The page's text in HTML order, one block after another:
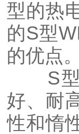
型的热
的S型
的优点
S型
好、耐
性和惰